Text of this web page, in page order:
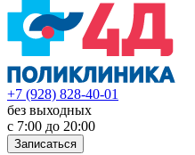
+7 (928) 828-40-01
без выходных
с 7:00 до 20:00
Записаться